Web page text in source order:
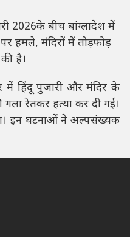
2026के बीच बांग्लादेश में
हमले, मंदिरों में तोड़फोड़
है।
हिंदू पुजारी और मंदिर के
रेतकर हत्या कर दी गई।
इन घटनाओं ने अल्पसंख्यक